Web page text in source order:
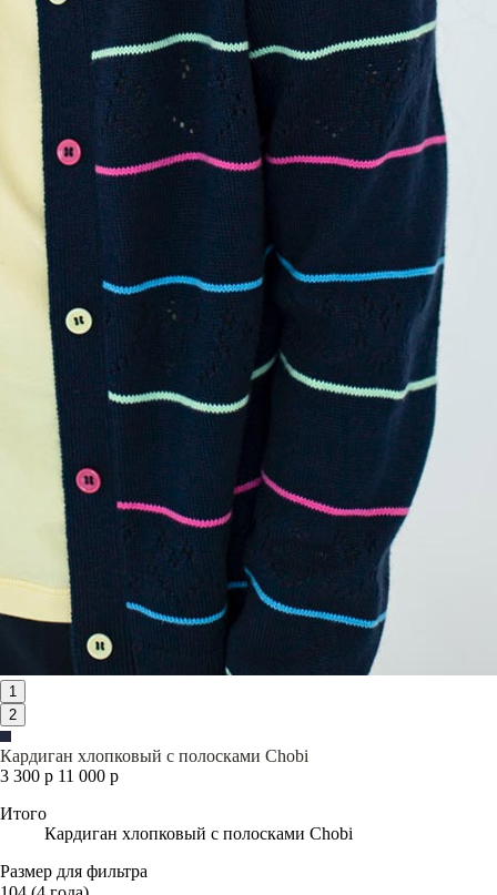
1
2
Кардиган хлопковый с полосками Chobi
3 300 р 11 000 р
Итого
Кардиган хлопковый с полосками Chobi
Размер для фильтра